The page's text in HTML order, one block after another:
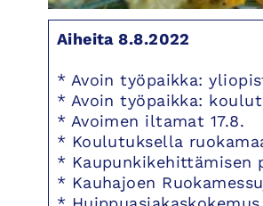
Aiheita 8.8.2022
* Avoin työpaikka:
* Avoin työpaikka:
* Avoimen iltamat 17.8.
* Koulutuksella
* Kaupunkikehittämisen
* Kauhajoen